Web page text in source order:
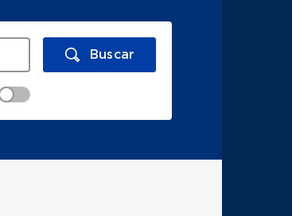
Buscar